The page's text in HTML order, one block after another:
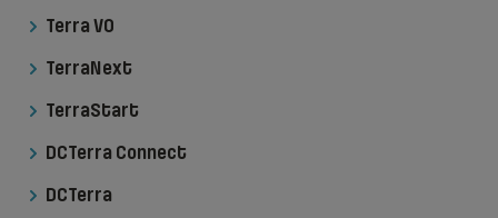
Terra VO
TerraNext
TerraStart
DCTerra Connect
DCTerra